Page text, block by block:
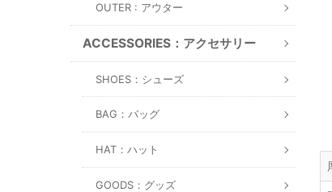
OUTER : アウター
ACCESSORIES：アクセサリー
SHOES：シューズ
BAG：バッグ
HAT：ハット
GOODS：グッズ